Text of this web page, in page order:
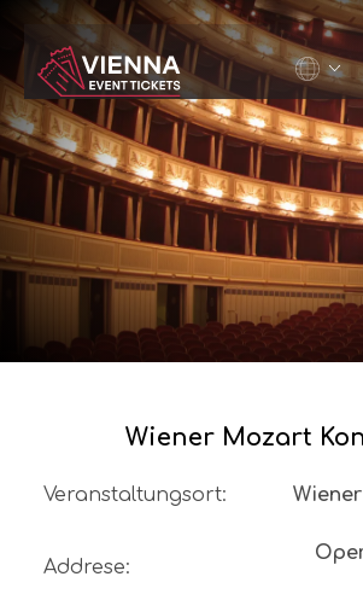
Wiener Mozart
Veranstaltungsort:
Addrese:
Navigated to Wiener Mozart